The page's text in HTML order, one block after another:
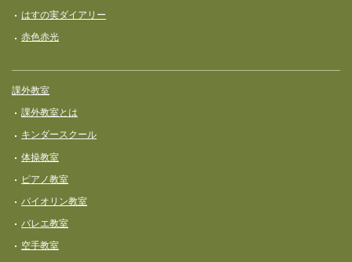
はすの実ダイアリー
赤色赤光
課外教室
課外教室とは
キンダースクール
体操教室
ピアノ教室
バイオリン教室
バレエ教室
空手教室